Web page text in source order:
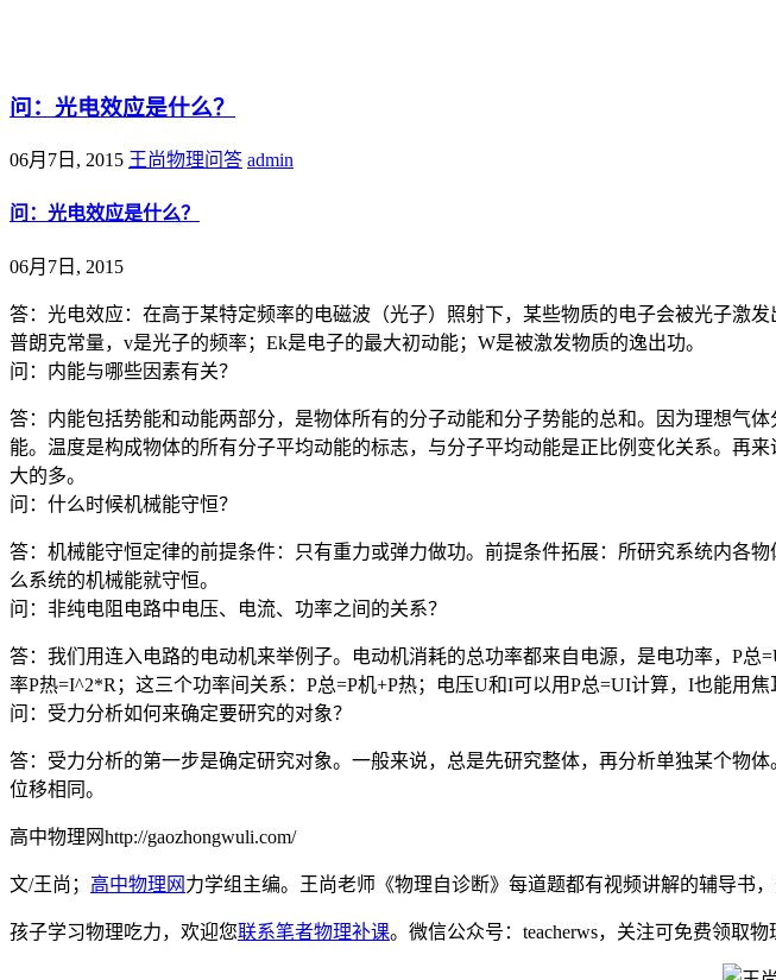
问：光电效应是什么？
06月7日, 2015 王尚物理问答 admin
问：光电效应是什么？
06月7日, 2015
答：光电效应：在高于某特定频率的电磁波（光子）照射下，某些物质的电子会被光子激
普朗克常量，v是光子的频率；Ek是电子的最大初动能；W是被激发物质的逸出功。
问：内能与哪些因素有关？
答：内能包括势能和动能两部分，是物体所有的分子动能和分子势能的总和。因为理想气
能。温度是构成物体的所有分子平均动能的标志，与分子平均动能是正比例变化关系。再
大的多。
问：什么时候机械能守恒？
答：机械能守恒定律的前提条件：只有重力或弹力做功。前提条件拓展：所研究系统内各
么系统的机械能就守恒。
问：非纯电阻电路中电压、电流、功率之间的关系？
答：我们用连入电路的电动机来举例子。电动机消耗的总功率都来自电源，是电功率，P
率P热=I^2*R；这三个功率间关系：P总=P机+P热；电压U和I可以用P总=UI计算，I也能用
问：受力分析如何来确定要研究的对象？
答：受力分析的第一步是确定研究对象。一般来说，总是先研究整体，再分析单独某个物
位移相同。
高中物理网http://gaozhongwuli.com/
文/王尚； 高中物理网 力学组主编。王尚老师《物理自诊断》每道题都有视频讲解的辅导书，
孩子学习物理吃力，欢迎您联系笔者物理补课。微信公众号：teacherws，关注可免费领取物